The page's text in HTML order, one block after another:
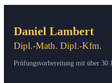
Daniel Lambert
Dipl.-Math. Dipl.-Kfm.
Prüfungsvorbereitung mit über 30